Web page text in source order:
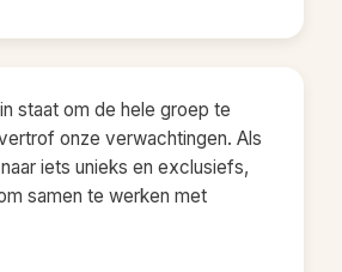
vaardigheden stellen
complexe situaties te
praktische oplossingen te
echt onderscheidt, is haar
in hun kracht te zetten.
staat om de hele groep te
onze verwachtingen. Als
iets unieks en exclusiefs,
samen te werken met